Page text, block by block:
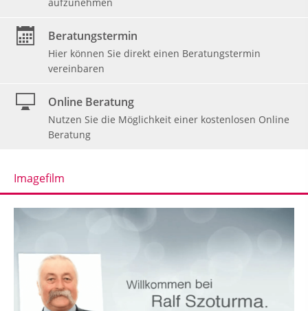
Beratungstermin
Hier können Sie direkt einen Beratungstermin
vereinbaren
Online Beratung
Nutzen Sie die Möglichkeit einer kostenlosen Online
Beratung
Imagefilm